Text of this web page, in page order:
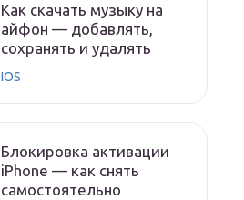
Как скачать музыку на
айфон — добавлять,
сохранять и удалять
IOS
Блокировка активации
iPhone — как снять
самостоятельно